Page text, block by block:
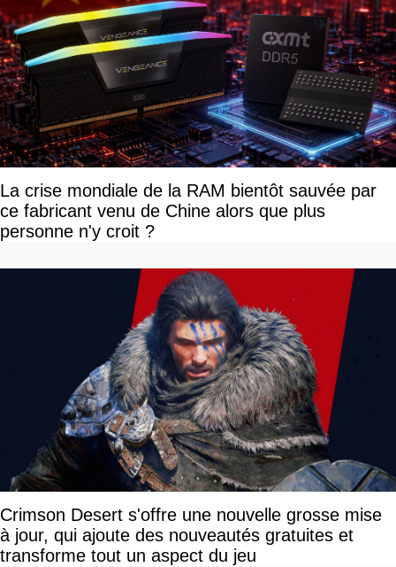
La crise mondiale de la RAM bientôt sauvée par
ce fabricant venu de Chine alors que plus
personne n'y croit ?
Crimson Desert s'offre une nouvelle grosse mise
à jour, qui ajoute des nouveautés gratuites et
transforme tout un aspect du jeu